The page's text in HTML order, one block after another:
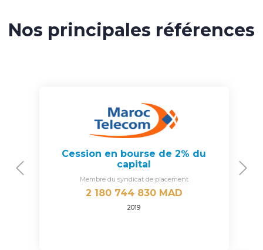
Nos principales références
Cession en bourse de 2% du
capital
Membre du syndicat de placement
2 180 744 830 MAD
2019
Previous